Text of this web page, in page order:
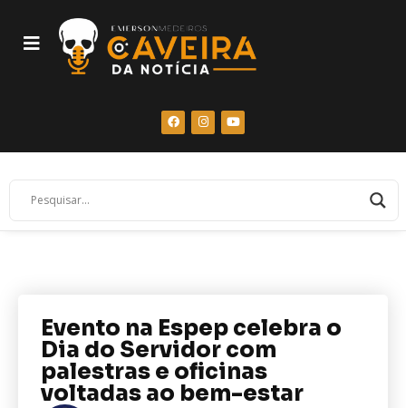
Evento na Espep celebra o
Dia do Servidor com
palestras e oficinas
voltadas ao bem-estar